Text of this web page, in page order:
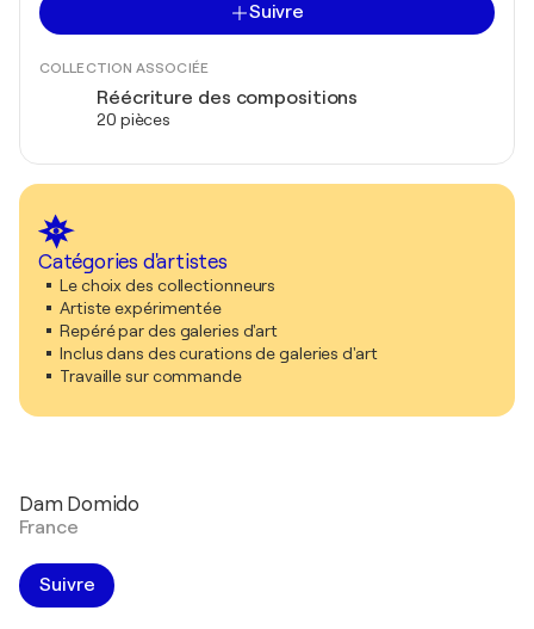
Suivre
COLLECTION ASSOCIÉE
Réécriture des compositions
20 pièces
Catégories d'artistes
Le choix des collectionneurs
Artiste expérimentée
Repéré par des galeries d'art
Inclus dans des curations de galeries d'art
Travaille sur commande
Dam Domido
France
Suivre